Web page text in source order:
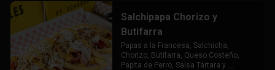
Salchipapa Chorizo y
Butifarra
Papas a la Francesa, Salchicha,
Chorizo, Butifarra, Queso Costeño,
Papita de Perro, Salsa Tártara y